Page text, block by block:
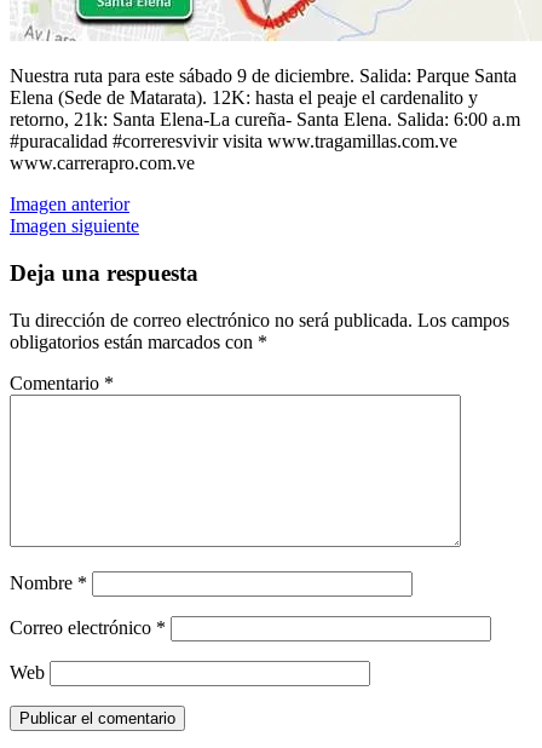
Nuestra ruta para este sábado 9 de diciembre. Salida: Parque Santa
Elena (Sede de Matarata). 12K: hasta el peaje el cardenalito y
retorno, 21k: Santa Elena-La cureña- Santa Elena. Salida: 6:00 a.m
#puracalidad #correresvivir visita www.tragamillas.com.ve
www.carrerapro.com.ve
Imagen anterior
Imagen siguiente
Deja una respuesta
Tu dirección de correo electrónico no será publicada. Los campos
obligatorios están marcados con *
Comentario *
Nombre *
Correo electrónico *
Web